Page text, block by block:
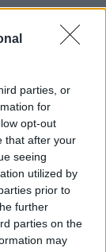
parties, or
for
opt-out
that after your
seeing
utilized by
prior to
further
parties on the
may
ανέβασε
πρόγραμμα
Style Rocks»
δεύτερο παιδί
Αγκαλιά
στην
βραδινή